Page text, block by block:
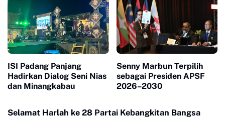
ISI Padang Panjang
Hadirkan Dialog Seni Nias
dan Minangkabau
Senny Marbun Terpilih
sebagai Presiden APSF
2026–2030
Selamat Harlah ke 28 Partai Kebangkitan Bangsa